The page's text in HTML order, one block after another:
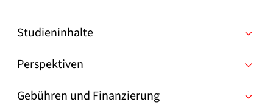
Studieninhalte
Perspektiven
Gebühren und Finanzierung